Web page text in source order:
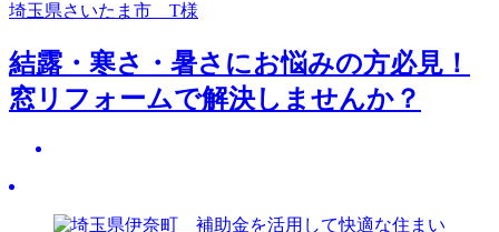
埼玉県さいたま市 T様
結露・寒さ・暑さにお悩みの方必見！
窓リフォームで解決しませんか？